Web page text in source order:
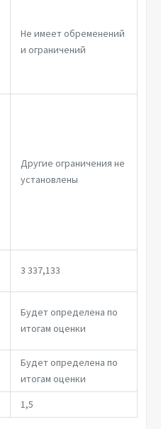
Не имеет обременений
и ограничений
Другие ограничения не
установлены
3 337,133
Будет определена по
итогам оценки
Будет определена по
итогам оценки
1,5